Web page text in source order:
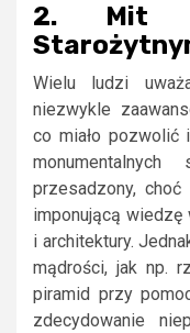
2. Mit
Wielu ludzi
niezwykle
co miało pozwolić
przesadzony,
imponującą
i architektury.
mądrości, jak np.
piramid przy
zdecydowanie